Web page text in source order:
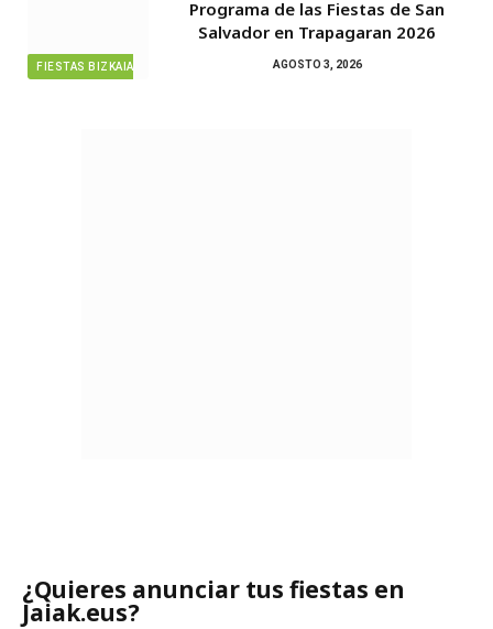
FIESTAS BIZKAIA
Programa de las Fiestas de San
Salvador en Trapagaran 2026
AGOSTO 3, 2026
¿Quieres anunciar tus fiestas en
Jaiak.eus?